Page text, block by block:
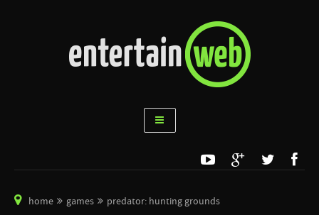
home games predator: hunting grounds